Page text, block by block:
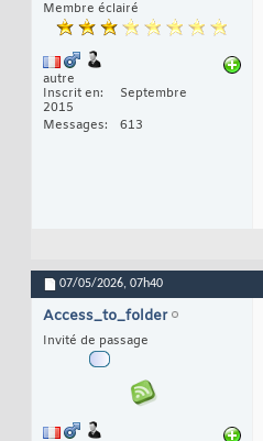
Membre éclairé
autre
Inscrit en
Septembre
2015
Messages
613
07/05/2026, 07h40
Access_to_folder
Invité de passage